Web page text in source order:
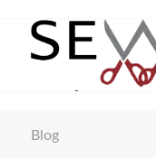
Blog